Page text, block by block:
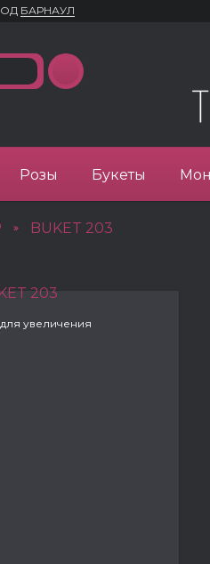
БАРНАУЛ
Розы Букеты
» BUKET 203
увеличения